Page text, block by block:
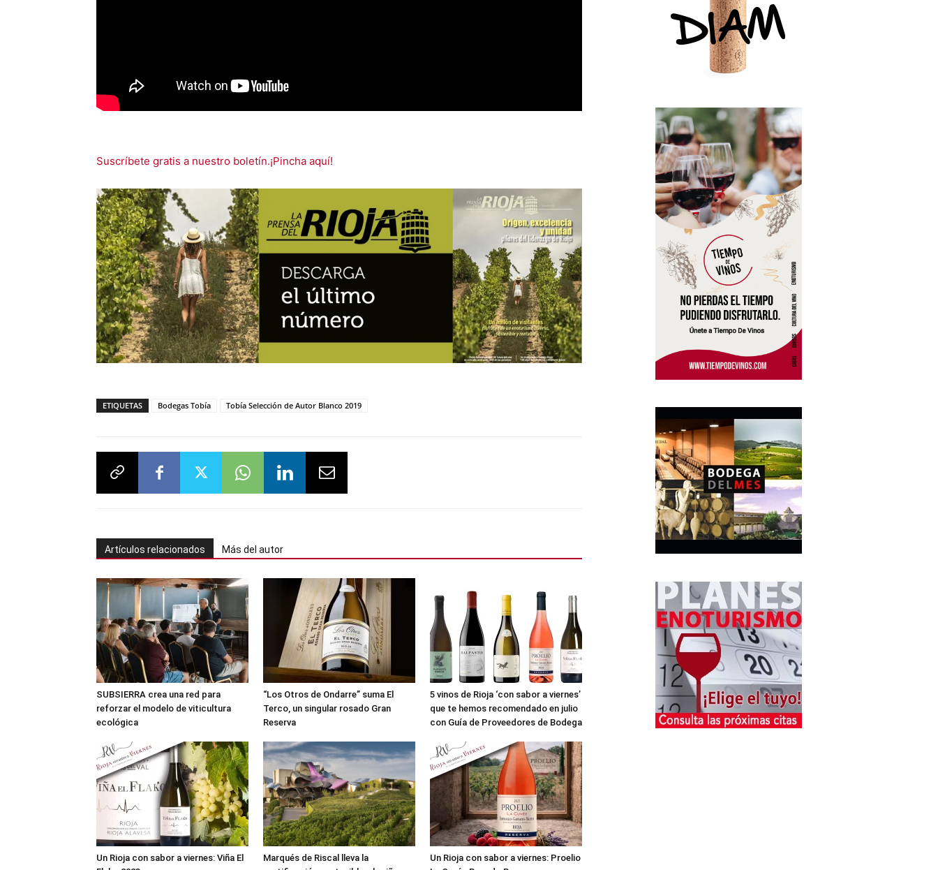
Suscríbete gratis a nuestro boletín.¡Pincha aquí!
ETIQUETAS Bodegas Tobía Tobía Selección de Autor Blanco 2019
Artículos relacionados Más del autor
SUBSIERRA crea una red para
reforzar el modelo de viticultura
ecológica
“Los Otros de Ondarre” suma El
Terco, un singular rosado Gran
Reserva
5 vinos de Rioja ‘con sabor a viernes’
que te hemos recomendado en julio
con Guía de Proveedores de Bodega
Un Rioja con sabor a viernes: Viña El
Marqués de Riscal lleva la
Un Rioja con sabor a viernes: Proelio